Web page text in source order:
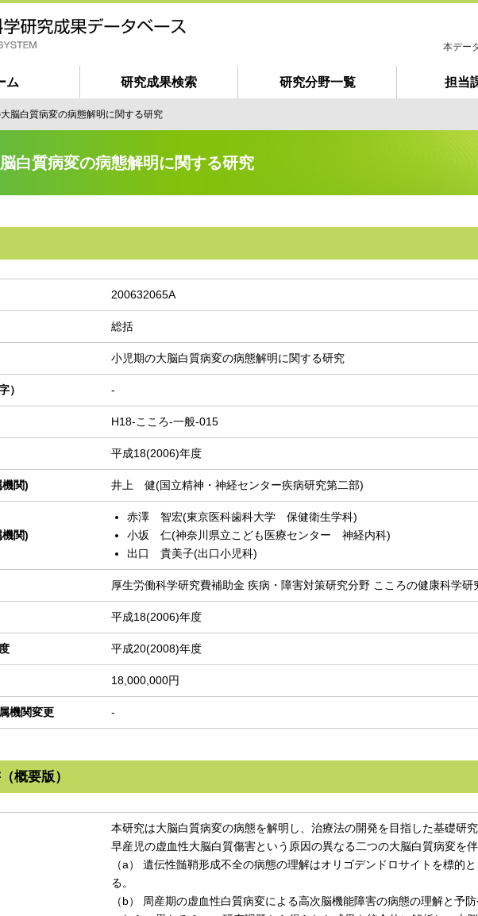
ム 研究成果検索 研究分野一覧 担当
は
て
本デー
脳白質病変の病態解明に関する研究
白質病変の病態解明に関する研究
200632065A
総括
小児期の大脳白質病変の病態解明に関する研究
） -
H18-こころ-一般-015
平成18(2006)年度
関) 井上 健(国立精神・神経センター疾病研究第二部)
関)
赤澤 智宏(東京医科歯科大学 保健衛生学科)
小坂 仁(神奈川県立こども医療センター 神経内科)
出口 貴美子(出口小児科)
厚生労働科学研究費補助金 疾病・障害対策研究分野 こころの健康科学研
平成18(2006)年度
平成20(2008)年度
18,000,000円
機関変更 -
概要版）
本研究は大脳白質病変の病態を解明し、治療法の開発を目指した基礎研
早産児の虚血性大脳白質傷害という原因の異なる二つの大脳白質病変を
（a） 遺伝性髄鞘形成不全の病態の理解はオリゴデンドロサイトを標的
る。
（b） 周産期の虚血性白質病変による高次脳機能障害の病態の理解と予